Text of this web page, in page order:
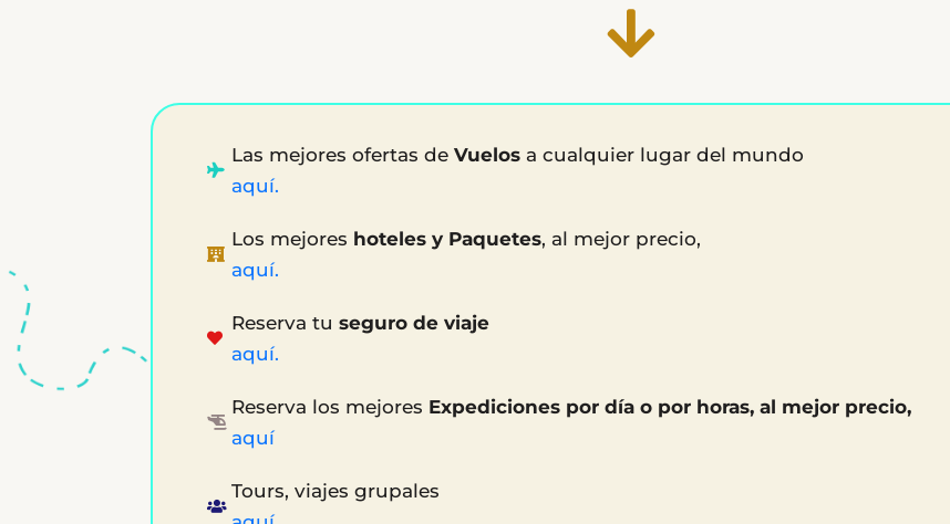
Las mejores ofertas deVuelosa cualquier lugar del mundo
aquí.
Los mejores hoteles y Paquetes, al mejor precio,
aquí.
Reserva tuseguro de viaje
aquí.
Reserva los mejores Expediciones por día o por horas, al mejor precio,
aquí
Tours, viajes grupales